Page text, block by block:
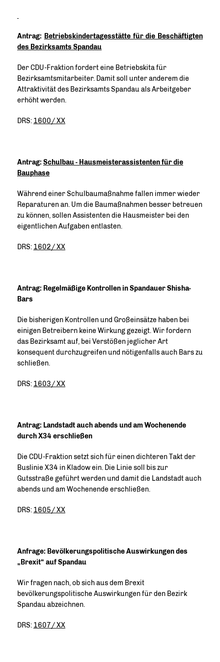
Antrag: Betriebskindertagesstätte für die Beschäftigten
des Bezirksamts Spandau
Der CDU-Fraktion fordert eine Betriebskita für
Bezirksamtsmitarbeiter. Damit soll unter anderem die
Attraktivität des Bezirksamts Spandau als Arbeitgeber
erhöht werden.
DRS: 1600/ XX
Antrag: Schulbau - Hausmeisterassistenten für die
Bauphase
Während einer Schulbaumaßnahme fallen immer wieder
Reparaturen an. Um die Baumaßnahmen besser betreuen
zu können, sollen Assistenten die Hausmeister bei den
eigentlichen Aufgaben entlasten.
DRS: 1602/ XX
Antrag: Regelmäßige Kontrollen in Spandauer Shisha-
Bars
Die bisherigen Kontrollen und Großeinsätze haben bei
einigen Betreibern keine Wirkung gezeigt. Wir fordern
das Bezirksamt auf, bei Verstößen jeglicher Art
konsequent durchzugreifen und nötigenfalls auch Bars zu
schließen.
DRS: 1603/ XX
Antrag: Landstadt auch abends und am Wochenende
durch X34 erschließen
Die CDU-Fraktion setzt sich für einen dichteren Takt der
Buslinie X34 in Kladow ein. Die Linie soll bis zur
Gutsstraße geführt werden und damit die Landstadt auch
abends und am Wochenende erschließen.
DRS: 1605/ XX
Anfrage: Bevölkerungspolitische Auswirkungen des
Brexit“ auf Spandau
Wir fragen nach, ob sich aus dem Brexit
bevölkerungspolitische Auswirkungen für den Bezirk
Spandau abzeichnen.
DRS: 1607/ XX